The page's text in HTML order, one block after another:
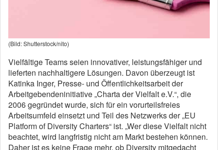
(Bild: Shutterstock/nito)
Vielfältige Teams seien innovativer, leistungsfähiger und
lieferten nachhaltigere Lösungen. Davon überzeugt ist
Katinka Inger, Presse- und Öffentlichkeitsarbeit der
Arbeitgebendeninitiative „Charta der Vielfalt e.V.“, die
2006 gegründet wurde, sich für ein vorurteilsfreies
Arbeitsumfeld einsetzt und Teil des Netzwerks der „EU
Platform of Diversity Charters“ ist. „Wer diese Vielfalt nicht
beachtet, wird langfristig nicht am Markt bestehen können.
Daher ist es keine Frage mehr, ob Diversity mitgedacht